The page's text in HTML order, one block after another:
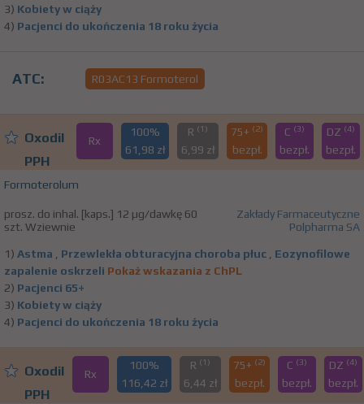
3) Kobiety w ciąży
4) Pacjenci do ukończenia 18 roku życia
ATC: R03AC13 Formoterol
Oxodil
PPH
Rx
100%
61,98 zł
R (1)
6,99 zł
75+ (2)
bezpł.
C (3)
bezpł.
DZ (4)
bezpł.
Formoterolum
prosz. do inhal. [kaps.] 12 µg/dawkę 60
szt. Wziewnie
Zakłady Farmaceutyczne
Polpharma SA
1) Astma , Przewlekła obturacyjna choroba płuc , Eozynofilowe
zapalenie oskrzeli Pokaż wskazania z ChPL
2) Pacjenci 65+
3) Kobiety w ciąży
4) Pacjenci do ukończenia 18 roku życia
Oxodil
PPH
Rx
100%
116,42 zł
R (1)
6,44 zł
75+ (2)
bezpł.
C (3)
bezpł.
DZ (4)
bezpł.